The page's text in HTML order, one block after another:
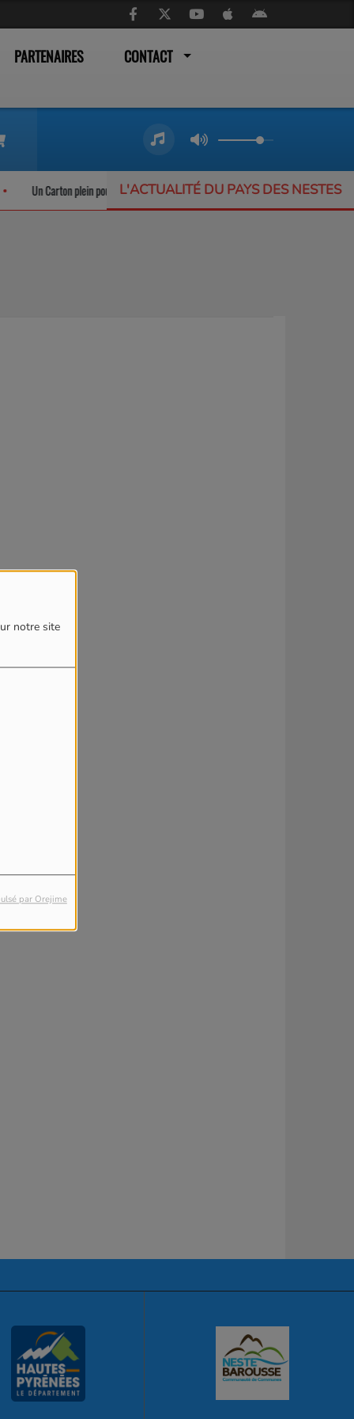
notre site
par Orejime
PARTENAIRES CONTACT
L'ACTUALITÉ DU PAYS DES NESTES
Un Carton plein pour les trains liO qui ne désemplissent pas L’Offrande